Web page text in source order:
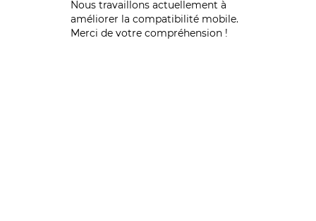
Nous travaillons actuellement à
améliorer la compatibilité mobile.
Merci de votre compréhension !